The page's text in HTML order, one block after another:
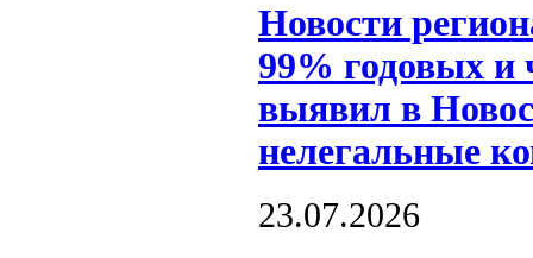
Новости
99% годовых и
выявил в
нелегальные
23.07.2026